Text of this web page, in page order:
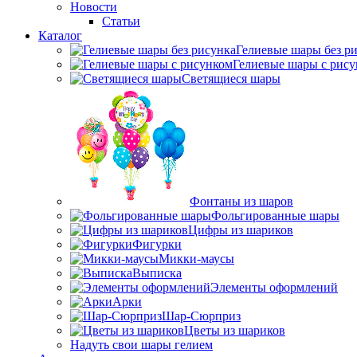
Новости
Статьи
Каталог
Гелиевые шары без
Гелиевые шары с
Светящиеся шары
Фонтаны из шаров
Фольгированные шары
Цифры из шариков
Фигурки
Микки-маусы
Выписка
Элементы оформлений
Арки
Шар-Сюрприз
Цветы из шариков
Надуть свои шары гелием